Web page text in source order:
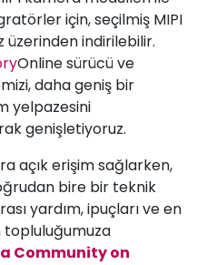
için, seçilmiş MIPI
indirilebilir.
Online sürücü ve
daha geniş bir
yelpazesini
genişletiyoruz.
açık erişim sağlarken,
bire bir teknik
yardım, ipuçları ve en
topluluğumuza
Community on